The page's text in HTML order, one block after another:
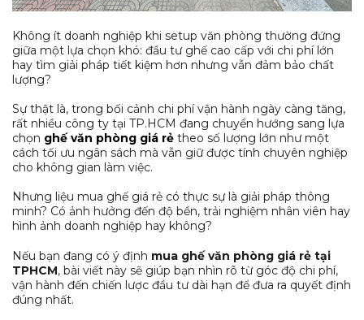
Không ít doanh nghiệp khi setup văn phòng thường đứng
giữa một lựa chọn khó: đầu tư ghế cao cấp với chi phí lớn
hay tìm giải pháp tiết kiệm hơn nhưng vẫn đảm bảo chất
lượng?
Sự thật là, trong bối cảnh chi phí vận hành ngày càng tăng,
rất nhiều công ty tại TP.HCM đang chuyển hướng sang lựa
chọn ghế văn phòng giá rẻ theo số lượng lớn như một
cách tối ưu ngân sách mà vẫn giữ được tính chuyên nghiệp
cho không gian làm việc.
Nhưng liệu mua ghế giá rẻ có thực sự là giải pháp thông
minh? Có ảnh hưởng đến độ bền, trải nghiệm nhân viên hay
hình ảnh doanh nghiệp hay không?
Nếu bạn đang có ý định mua ghế văn phòng giá rẻ tại
TPHCM, bài viết này sẽ giúp bạn nhìn rõ từ góc độ chi phí,
vận hành đến chiến lược đầu tư dài hạn để đưa ra quyết định
đúng nhất.